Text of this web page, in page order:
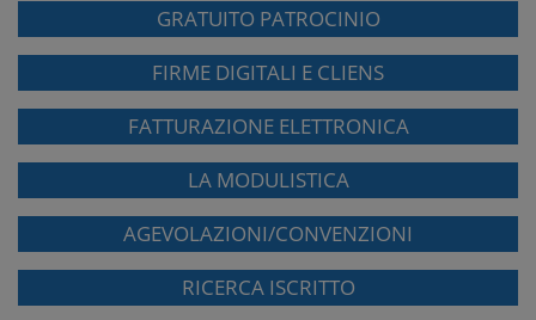
GRATUITO PATROCINIO
FIRME DIGITALI E CLIENS
FATTURAZIONE ELETTRONICA
LA MODULISTICA
AGEVOLAZIONI/CONVENZIONI
RICERCA ISCRITTO